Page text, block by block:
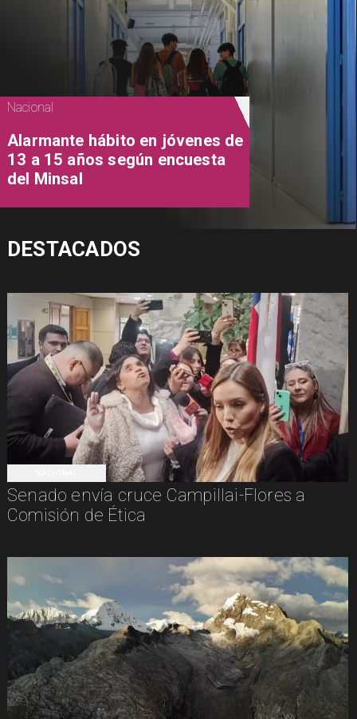
Senado envía cruce Campillai-Flores a
Comisión de Ética
Nacional
Alarmante hábito en jóvenes de
13 a 15 años según encuesta
del Minsal
DESTACADOS